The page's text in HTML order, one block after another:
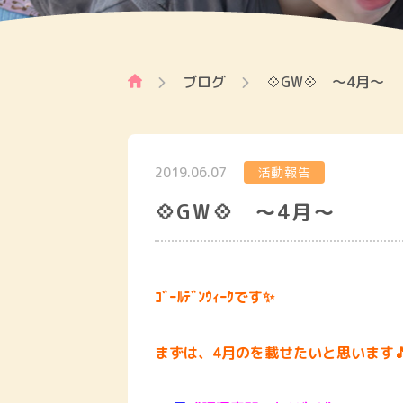
ブログ 💠GW💠 ～4月～
2019.06.07 活動報告
💠GW💠 ～4月～
ｺﾞｰﾙﾃﾞﾝｳｨｰｸです✨
まずは、4月のを載せたいと思います